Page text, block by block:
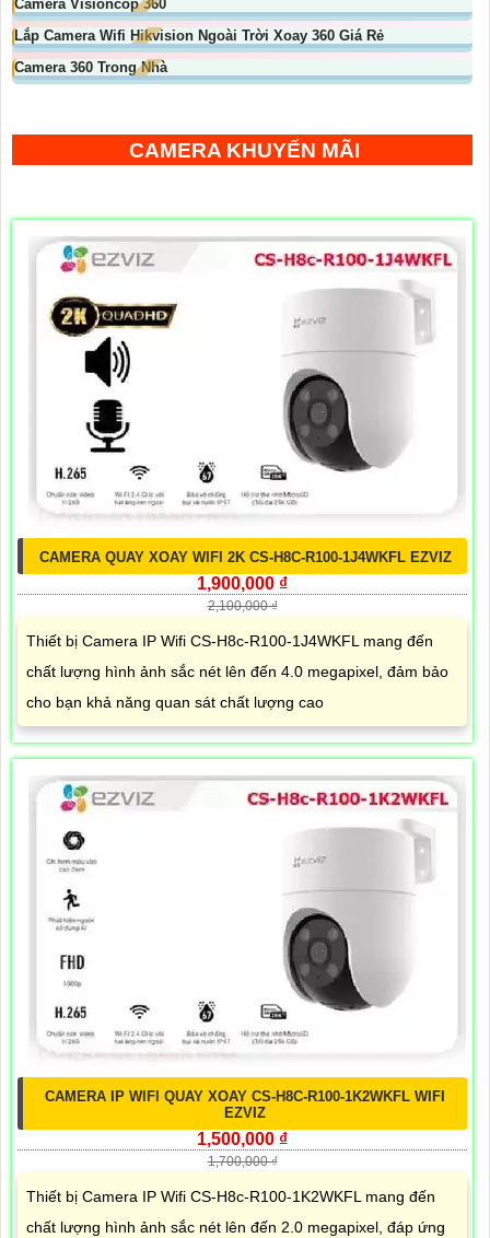
Camera Visioncop 360
Lắp Camera Wifi Hikvision Ngoài Trời Xoay 360 Giá Rẻ
Camera 360 Trong Nhà
CAMERA KHUYẾN MÃI
CAMERA QUAY XOAY WIFI 2K CS-H8C-R100-1J4WKFL EZVIZ
1,900,000 ₫
2,100,000 ₫
Thiết bị Camera IP Wifi CS-H8c-R100-1J4WKFL mang đến
chất lượng hình ảnh sắc nét lên đến 4.0 megapixel, đảm bảo
cho bạn khả năng quan sát chất lượng cao
CAMERA IP WIFI QUAY XOAY CS-H8C-R100-1K2WKFL WIFI
EZVIZ
1,500,000 ₫
1,700,000 ₫
Thiết bị Camera IP Wifi CS-H8c-R100-1K2WKFL mang đến
chất lượng hình ảnh sắc nét lên đến 2.0 megapixel, đáp ứng